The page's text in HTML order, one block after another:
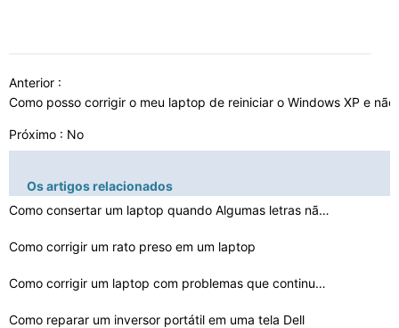
Anterior :
Como posso corrigir o meu laptop de reiniciar o Windows XP e
Próximo : No
Os artigos relacionados
Como consertar um laptop quando Algumas letras não pod…
Como corrigir um rato preso em um laptop
Como corrigir um laptop com problemas que continua rein…
Como reparar um inversor portátil em uma tela Dell